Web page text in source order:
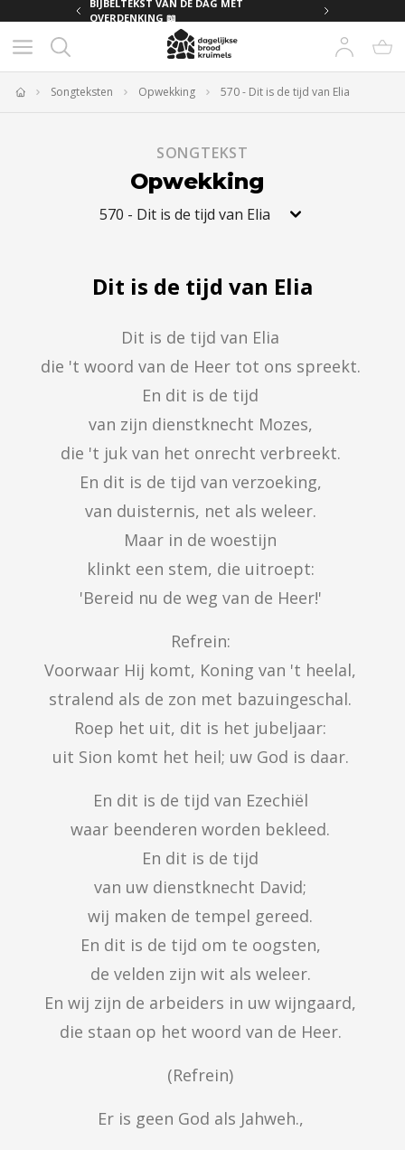
BIJBELTEKST VAN DE DAG MET
OVERDENKING 📖
Songteksten Opwekking 570 - Dit is de tijd van Elia
SONGTEKST
Opwekking
570 - Dit is de tijd van Elia
Dit is de tijd van Elia
Dit is de tijd van Elia
die 't woord van de Heer tot ons spreekt.
En dit is de tijd
van zijn dienstknecht Mozes,
die 't juk van het onrecht verbreekt.
En dit is de tijd van verzoeking,
van duisternis, net als weleer.
Maar in de woestijn
klinkt een stem, die uitroept:
'Bereid nu de weg van de Heer!'
Refrein:
Voorwaar Hij komt, Koning van 't heelal,
stralend als de zon met bazuingeschal.
Roep het uit, dit is het jubeljaar:
uit Sion komt het heil; uw God is daar.
En dit is de tijd van Ezechiël
waar beenderen worden bekleed.
En dit is de tijd
van uw dienstknecht David;
wij maken de tempel gereed.
En dit is de tijd om te oogsten,
de velden zijn wit als weleer.
En wij zijn de arbeiders in uw wijngaard,
die staan op het woord van de Heer.
(Refrein)
Er is geen God als Jahweh.,